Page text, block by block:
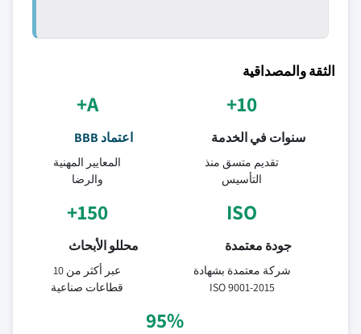
الثقة والمصداقية
10+
سنوات في الخدمة
تقديم متسق منذ
التأسيس
A+
اعتماد BBB
المعايير المهنية
والرضا
ISO
جودة معتمدة
شركة معتمدة بشهادة
ISO 9001-2015
150+
محللو الأبحاث
عبر أكثر من 10
قطاعات صناعية
95%